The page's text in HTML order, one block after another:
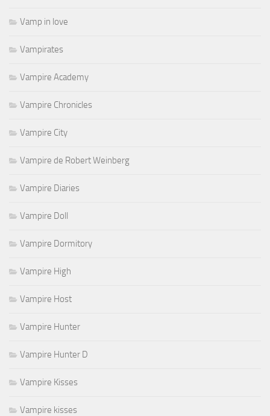
Vamp in love
Vampirates
Vampire Academy
Vampire Chronicles
Vampire City
Vampire de Robert Weinberg
Vampire Diaries
Vampire Doll
Vampire Dormitory
Vampire High
Vampire Host
Vampire Hunter
Vampire Hunter D
Vampire Kisses
Vampire kisses